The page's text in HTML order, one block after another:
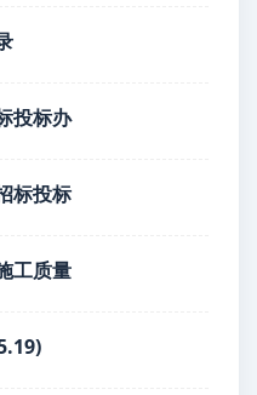
投标办
标投标
工质量